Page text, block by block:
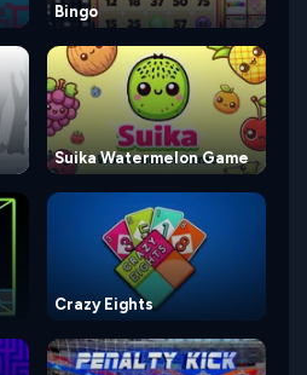
Bingo
Suika Watermelon Game
Crazy Eights